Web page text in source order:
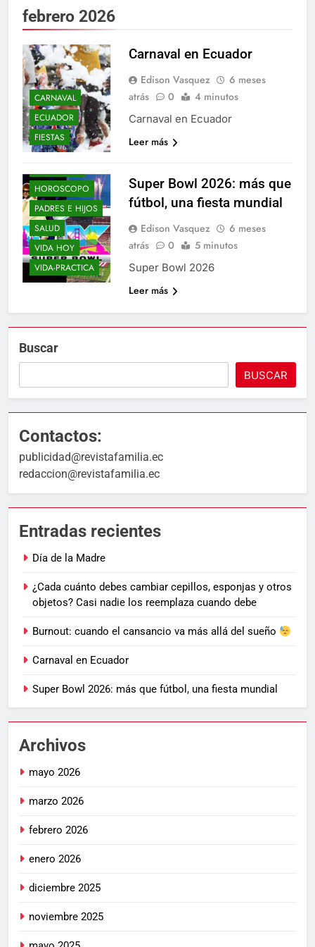
febrero 2026
CARNAVAL
ECUADOR
FIESTAS
Carnaval en Ecuador
Edison Vasquez
6 meses
atrás
0 4 minutos
Carnaval en Ecuador
Leer más
BLOGS
ELLOS Y ELLAS
HOROSCOPO
PADRES E HIJOS
SALUD
VIDA HOY
VIDA-PRACTICA
Super Bowl 2026: más que
fútbol, una fiesta mundial
Edison Vasquez
6 meses
atrás
0 5 minutos
Super Bowl 2026
Leer más
Buscar
BUSCAR
Contactos:
publicidad@revistafamilia.ec
redaccion@revistafamilia.ec
Entradas recientes
Día de la Madre
¿Cada cuánto debes cambiar cepillos, esponjas y otros
objetos? Casi nadie los reemplaza cuando debe
Burnout: cuando el cansancio va más allá del sueño
Carnaval en Ecuador
Super Bowl 2026: más que fútbol, una fiesta mundial
Archivos
mayo 2026
marzo 2026
febrero 2026
enero 2026
diciembre 2025
noviembre 2025